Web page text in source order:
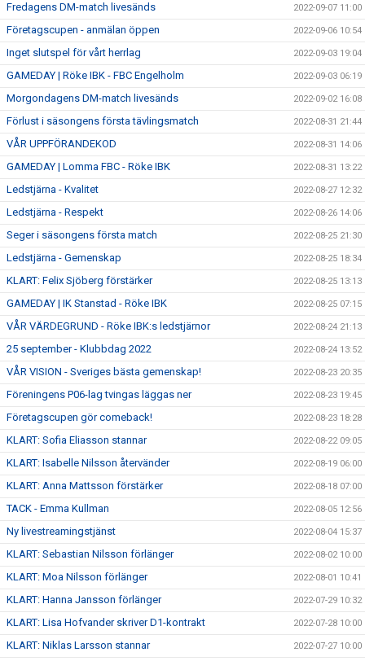
Fredagens DM-match livesänds 2022-09-07 11:00
Företagscupen - anmälan öppen 2022-09-06 10:54
Inget slutspel för vårt herrlag 2022-09-03 19:04
GAMEDAY | Röke IBK - FBC Engelholm 2022-09-03 06:19
Morgondagens DM-match livesänds 2022-09-02 16:08
Förlust i säsongens första tävlingsmatch 2022-08-31 21:44
VÅR UPPFÖRANDEKOD 2022-08-31 14:06
GAMEDAY | Lomma FBC - Röke IBK 2022-08-31 13:22
Ledstjärna - Kvalitet 2022-08-27 12:32
Ledstjärna - Respekt 2022-08-26 14:06
Seger i säsongens första match 2022-08-25 21:30
Ledstjärna - Gemenskap 2022-08-25 18:34
KLART: Felix Sjöberg förstärker 2022-08-25 13:13
GAMEDAY | IK Stanstad - Röke IBK 2022-08-25 07:15
VÅR VÄRDEGRUND - Röke IBK:s ledstjärnor 2022-08-24 21:13
25 september - Klubbdag 2022 2022-08-24 13:52
VÅR VISION - Sveriges bästa gemenskap! 2022-08-23 20:35
Föreningens P06-lag tvingas läggas ner 2022-08-23 19:45
Företagscupen gör comeback! 2022-08-23 18:28
KLART: Sofia Eliasson stannar 2022-08-22 09:05
KLART: Isabelle Nilsson återvänder 2022-08-19 06:00
KLART: Anna Mattsson förstärker 2022-08-18 07:00
TACK - Emma Kullman 2022-08-05 12:56
Ny livestreamingstjänst 2022-08-04 15:37
KLART: Sebastian Nilsson förlänger 2022-08-02 10:00
KLART: Moa Nilsson förlänger 2022-08-01 10:41
KLART: Hanna Jansson förlänger 2022-07-29 10:32
KLART: Lisa Hofvander skriver D1-kontrakt 2022-07-28 10:00
KLART: Niklas Larsson stannar 2022-07-27 10:00